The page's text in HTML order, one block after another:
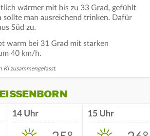
wärmer mit bis zu 33 Grad, gefühlt
sollte man ausreichend trinken. Dafür
Süd zu.
warm bei 31 Grad mit starken
40 km/h.
KI zusammengefasst.
14 Uhr 15 Uhr